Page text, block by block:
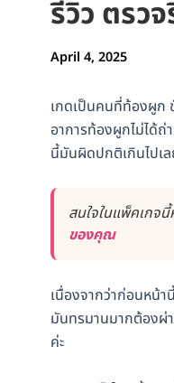
รีวิว ตรว
April 4, 2025
เกดเป็นคนที่ท้องผูก
อาการท้องผูกไม่ได้
นี้มันผิดปกติเกินไปเ
สนใจในแพ็คเกจ
ของคุณ
เนื่องจากว่าก่อนหน้
มันทรมานมากต้องผ่
ค่ะ